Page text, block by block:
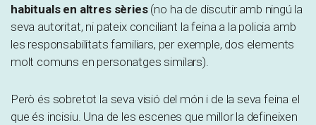
habituals en altres sèries(no ha de discutir amb ningú la
seva autoritat, ni pateix conciliant la feina a la policia amb
les responsabilitats familiars, per exemple, dos elements
molt comuns en personatges similars).
Però és sobretot la seva visió del món i de la seva feina el
que és incisiu. Una de les escenes que millor la defineixen